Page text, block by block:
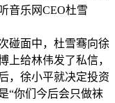
音乐网CEO杜雪
碰面中，杜雪骞向徐
上给林伟发了私信，
，徐小平就决定投资
“你们今后会只做袜